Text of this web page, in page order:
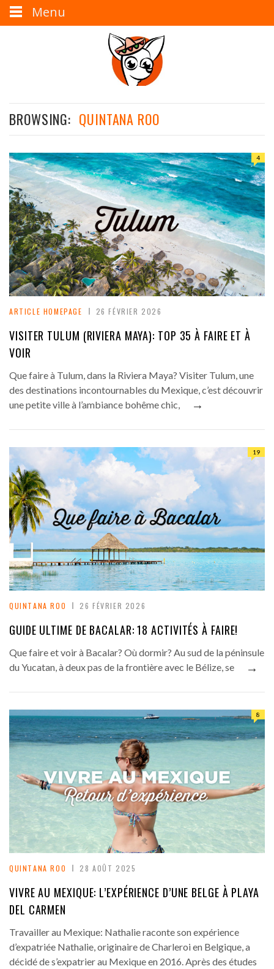
BROWSING: QUINTANA ROO
4
ARTICLE HOMEPAGE 26 FÉVRIER 2026
VISITER TULUM (RIVIERA MAYA): TOP 35 À FAIRE ET À
VOIR
Que faire à Tulum, dans la Riviera Maya? Visiter Tulum, une
des destinations incontournables du Mexique, c’est découvrir
une petite ville à l’ambiance bohême chic,
→
19
QUINTANA ROO 26 FÉVRIER 2026
GUIDE ULTIME DE BACALAR: 18 ACTIVITÉS À FAIRE!
Que faire et voir à Bacalar? Où dormir? Au sud de la péninsule
du Yucatan, à deux pas de la frontière avec le Bélize, se
→
8
QUINTANA ROO 28 AOÛT 2025
VIVRE AU MEXIQUE: L’EXPÉRIENCE D’UNE BELGE À PLAYA
DEL CARMEN
Travailler au Mexique: Nathalie raconte son expérience
d’expatriée Nathalie, originaire de Charleroi en Belgique, a
décidé de s’expatrier au Mexique en 2016. Après des études
Menu